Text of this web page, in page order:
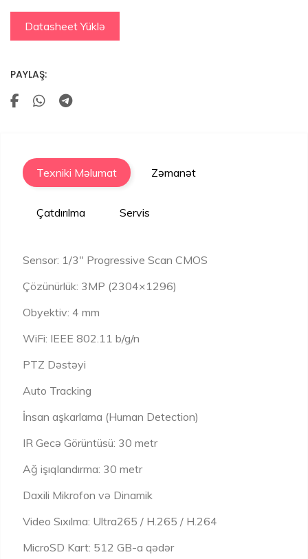
Datasheet Yüklə
PAYLAŞ:
Texniki Məlumat Zəmanət
Çatdırılma Servis
Sensor: 1/3" Progressive Scan CMOS
Çözünürlük: 3MP (2304×1296)
Obyektiv: 4 mm
WiFi: IEEE 802.11 b/g/n
PTZ Dəstəyi
Auto Tracking
İnsan aşkarlama (Human Detection)
IR Gecə Görüntüsü: 30 metr
Ağ işıqlandırma: 30 metr
Daxili Mikrofon və Dinamik
Video Sıxılma: Ultra265 / H.265 / H.264
MicroSD Kart: 512 GB-a qədər